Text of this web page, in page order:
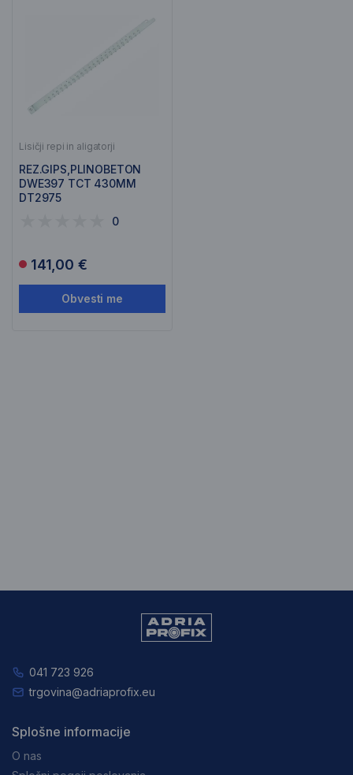
Lisičji repi in aligatorji
REZ.GIPS,PLINOBETON
DWE397 TCT 430MM
DT2975
0
141,00 €
Obvesti me
041 723 926
trgovina@adriaprofix.eu
Splošne informacije
O nas